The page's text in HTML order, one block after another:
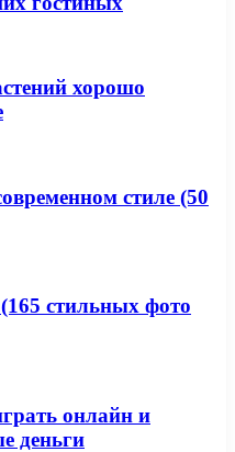
хорошо
стиле (50
стильных фото
онлайн и
деньги